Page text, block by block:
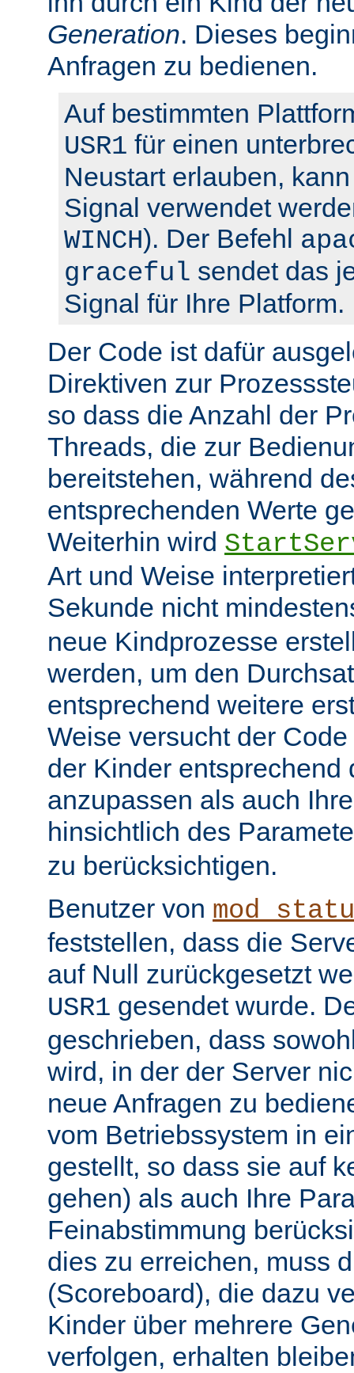
Generation. Dieses
Anfragen zu bedienen.
Auf bestimmten
USR1 für einen
Neustart erlauben,
Signal verwendet
WINCH). Der Befehl
graceful sendet das
Signal für Ihre Platform.
Der Code ist dafür
Direktiven zur
so dass die Anzahl der
Threads, die zur
bereitstehen, während
entsprechenden Werte
Weiterhin wird
Art und Weise
Sekunde nicht
neue Kindprozesse
werden, um den
entsprechend weitere
Weise versucht der
der Kinder entsprechend
anzupassen als auch
hinsichtlich des
zu berücksichtigen.
Benutzer von
feststellen, dass die
auf Null zurückgesetzt
USR1 gesendet wurde.
geschrieben, dass
wird, in der der Server
neue Anfragen zu
vom Betriebssystem in
gestellt, so dass sie auf
gehen) als auch Ihre
Feinabstimmung
dies zu erreichen, muss
(Scoreboard), die dazu
Kinder über mehrere
verfolgen, erhalten